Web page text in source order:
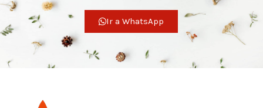
Ir a WhatsApp